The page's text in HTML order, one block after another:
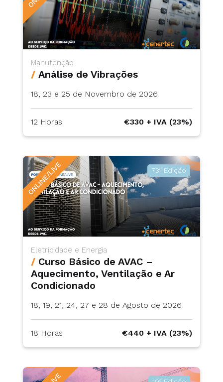
Manutenção
/Análise de Vibrações
18, 23 e 25 de Novembro de 2026
12 Horas €330 + IVA (23%)
ONLINE/LIVE 73ª Edição
Eletricidade e Energia
/ Curso Básico de AVAC –
Aquecimento, Ventilação e Ar
Condicionado
18, 19, 21, 24, 27 e 28 de Agosto de 2026
18 Horas €440 + IVA (23%)